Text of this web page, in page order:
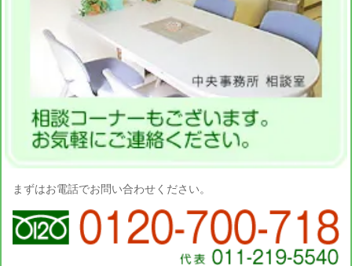
まずはお電話でお問い合わせください。